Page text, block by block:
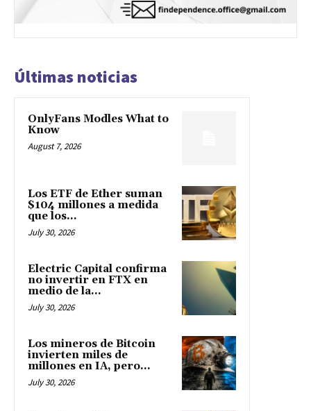
Últimas noticias
OnlyFans Modles What to
Know
August 7, 2026
Los ETF de Ether suman
$104 millones a medida
que los...
July 30, 2026
Electric Capital confirma
no invertir en FTX en
medio de la...
July 30, 2026
Los mineros de Bitcoin
invierten miles de
millones en IA, pero...
July 30, 2026